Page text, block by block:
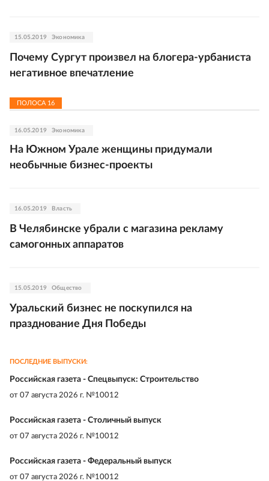
15.05.2019 Экономика
Почему Сургут произвел на блогера-урбаниста
негативное впечатление
ПОЛОСА 16
16.05.2019 Экономика
На Южном Урале женщины придумали
необычные бизнес-проекты
16.05.2019 Власть
В Челябинске убрали с магазина рекламу
самогонных аппаратов
15.05.2019 Общество
Уральский бизнес не поскупился на
празднование Дня Победы
ПОСЛЕДНИЕ ВЫПУСКИ:
Российская газета - Спецвыпуск: Строительство
от 07 августа 2026 г. №10012
Российская газета - Столичный выпуск
от 07 августа 2026 г. №10012
Российская газета - Федеральный выпуск
от 07 августа 2026 г. №10012